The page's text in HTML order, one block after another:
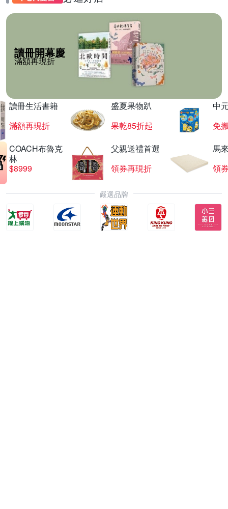
讀冊開幕慶
滿額再現折
讀冊生活書籍
滿額再現折
盛夏果物趴
果乾85折起
中
免
COACH布魯克
林
$8999
父親送禮首選
領券再現折
馬
領
嚴選品牌